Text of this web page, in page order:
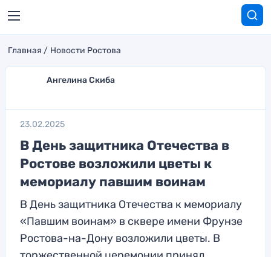
Главная Новости Ростова
Ангелина Скиба
23.02.2025
В День защитника Отечества в
Ростове возложили цветы к
мемориалу павшим воинам
В День защитника Отечества к мемориалу
«Павшим воинам» в сквере имени Фрунзе
Ростова-на-Дону возложили цветы. В